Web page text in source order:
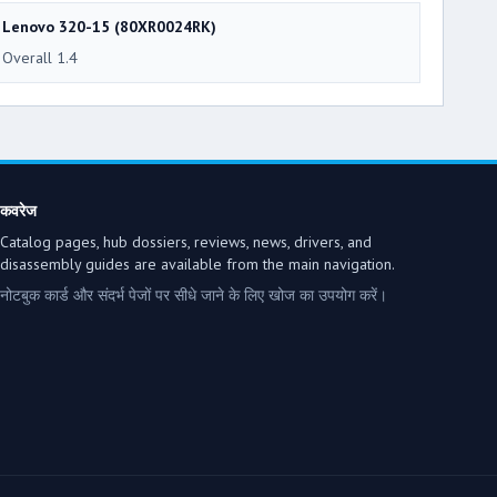
Lenovo 320-15 (80XR0024RK)
Overall 1.4
कवरेज
Catalog pages, hub dossiers, reviews, news, drivers, and
disassembly guides are available from the main navigation.
नोटबुक कार्ड और संदर्भ पेजों पर सीधे जाने के लिए खोज का उपयोग करें।